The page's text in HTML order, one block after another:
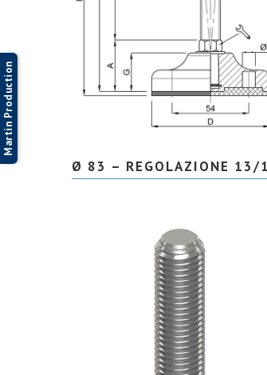
Ø 83 – REGOLAZIONE 13/
Martin Production